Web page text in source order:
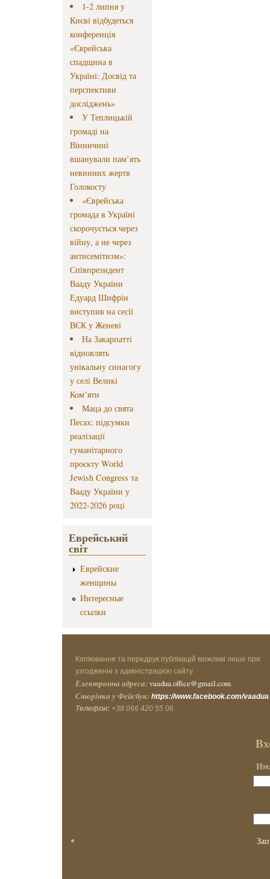
1-2 липня у
Києві відбудеться
конференція
«Єврейська
спадщина в
Україні: Досвід та
перспективи
досліджень»
У Теплицькій
громаді на
Вінничині
вшанували пам’ять
невинних жертв
Голокосту
«Єврейська
громада в Україні
скорочується через
війну, а не через
антисемітизм»:
Співпрезидент
Вааду України
Едуард Шифрін
виступив на сесії
ВЄК у Женеві
На Закарпатті
відновлять
унікальну синагогу
у селі Великі
Ком’яти
Маца до свята
Песах: підсумки
реалізації
гуманітарного
проєкту World
Jewish Congress та
Вааду України у
2022-2026 році
Еврейський
світ
Еврейские
женщины
Интересные
ссылки
Копіювання та передрук публікацій можливі лише при
узгодженні з адміністрацією сайту.
Електронна адреса: vaadua.office@gmail.com
Сторінка у Фейсбук: https://www.facebook.com/vaadua
Телефон: +38 066 420 55 06.